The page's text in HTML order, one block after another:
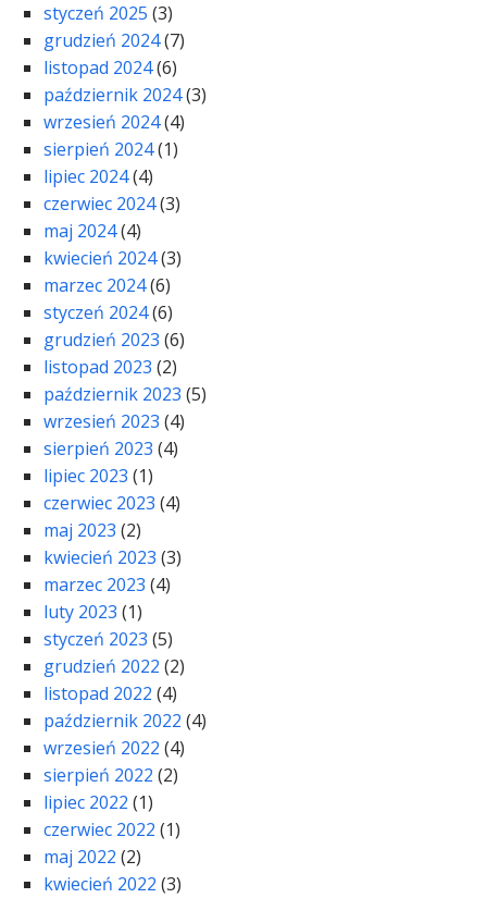
styczeń 2025 (3)
grudzień 2024(7)
listopad 2024(6)
październik 2024(3)
wrzesień 2024(4)
sierpień 2024(1)
lipiec 2024(4)
czerwiec 2024(3)
maj 2024(4)
kwiecień 2024(3)
marzec 2024(6)
styczeń 2024(6)
grudzień 2023 (6)
listopad 2023 (2)
październik 2023 (5)
wrzesień 2023 (4)
sierpień 2023 (4)
lipiec 2023 (1)
czerwiec 2023 (4)
maj 2023 (2)
kwiecień 2023 (3)
marzec 2023 (4)
luty 2023 (1)
styczeń 2023 (5)
grudzień 2022 (2)
listopad 2022 (4)
październik 2022 (4)
wrzesień 2022 (4)
sierpień 2022 (2)
lipiec 2022 (1)
czerwiec 2022 (1)
maj 2022 (2)
kwiecień 2022 (3)